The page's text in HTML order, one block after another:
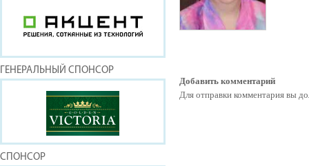
ГЕНЕРАЛЬНЫЙ СПОНСОР
СПОНСОР
Добавить комментарий
Для отправки комментария вы